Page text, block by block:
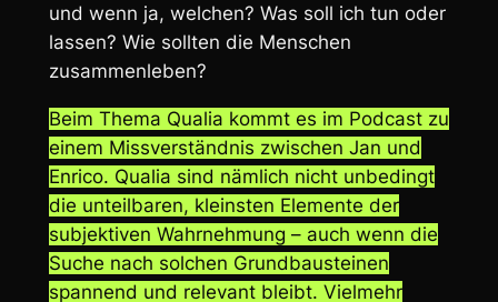
und wenn ja, welchen? Was soll ich tun oder
lassen? Wie sollten die Menschen
zusammenleben?
Beim Thema Qualia kommt es im Podcast zu
einem Missverständnis zwischen Jan und
Enrico. Qualia sind nämlich nicht unbedingt
die unteilbaren, kleinsten Elemente der
subjektiven Wahrnehmung – auch wenn die
Suche nach solchen Grundbausteinen
spannend und relevant bleibt. Vielmehr